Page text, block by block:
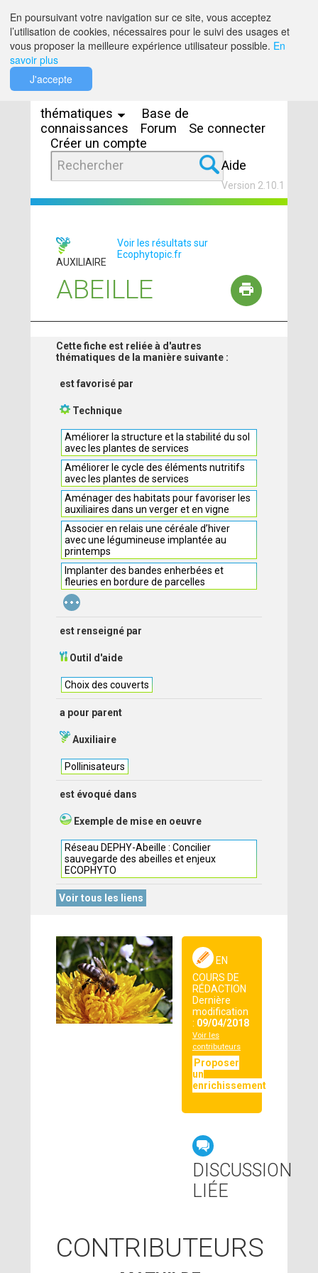
thématiques
Base de
connaissances
Forum
Se connecter
Créer un compte
Aide
Version 2.10.1
AUXILIAIRE
Voir les résultats sur
Ecophytopic.fr
ABEILLE
Cette fiche est reliée à d'autres
thématiques de la manière suivante :
est favorisé par
Technique
Améliorer la structure et la stabilité du sol
avec les plantes de services
Améliorer le cycle des éléments nutritifs
avec les plantes de services
Aménager des habitats pour favoriser les
auxiliaires dans un verger et en vigne
Associer en relais une céréale d’hiver
avec une légumineuse implantée au
printemps
Implanter des bandes enherbées et
fleuries en bordure de parcelles
...
est renseigné par
Outil d'aide
Choix des couverts
a pour parent
Auxiliaire
Pollinisateurs
est évoqué dans
Exemple de mise en oeuvre
Réseau DEPHY-Abeille : Concilier
sauvegarde des abeilles et enjeux
ECOPHYTO
Voir tous les liens
EN
COURS DE
RÉDACTION
Dernière
modification
: 09/04/2018
Voir les
contributeurs
Proposer
un
enrichissement
DISCUSSION
LIÉE
CONTRIBUTEURS
En poursuivant votre navigation sur ce site, vous acceptez
l’utilisation de cookies, nécessaires pour le suivi des usages et
vous proposer la meilleure expérience utilisateur possible. En
savoir plus
J'accepte